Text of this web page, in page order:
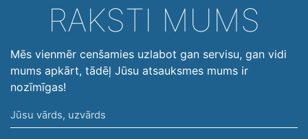
RAKSTI MUMS
Mēs vienmēr cenšamies uzlabot gan servisu, gan vidi
mums apkārt, tādēļ Jūsu atsauksmes mums ir
nozīmīgas!
Jūsu
vārds,